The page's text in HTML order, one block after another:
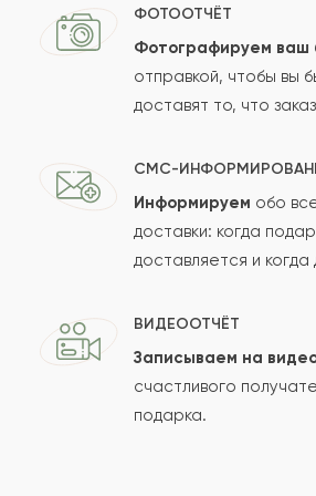
А Алексей Тарасов
Очень интересный букет!
А Александр
Захотел купить цветы, со мной
практически сразу, оформлен
довольна красивым и свежим
соответствует картинки, один
ФОТООТЧЁТ
Фотографируем ваш
отправкой, чтобы вы
доставят то, что
СМС-
Информируем обо
доставки: когда
доставляется и когда
ВИДЕООТЧЁТ
Записываем на
счастливого
подарка.